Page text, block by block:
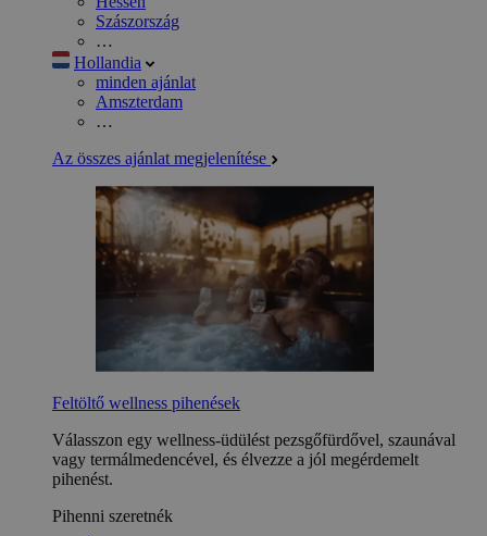
Szászország
…
Hollandia
minden ajánlat
Amszterdam
…
Az összes ajánlat megjelenítése
Feltöltő wellness pihenések
Válasszon egy wellness-üdülést pezsgőfürdővel, szaunával
vagy termálmedencével, és élvezze a jól megérdemelt
pihenést.
Pihenni szeretnék